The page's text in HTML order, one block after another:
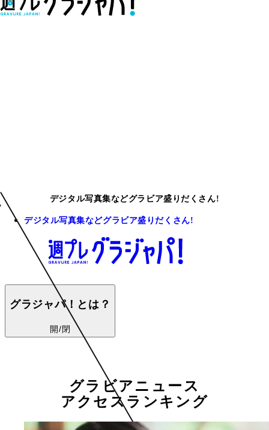
デジタル写真集などグラビア盛りだくさん!
デジタル写真集などグラビア盛りだくさん!
グラジャパ！とは？
開/閉
グラビアニュース
アクセスランキング